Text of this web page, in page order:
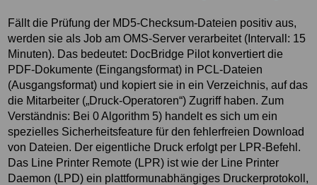
Fällt die Prüfung der MD5-Checksum-Dateien positiv aus,
werden sie als Job am OMS-Server verarbeitet (Intervall: 15
Minuten). Das bedeutet: DocBridge Pilot konvertiert die
PDF-Dokumente (Eingangsformat) in PCL-Dateien
(Ausgangsformat) und kopiert sie in ein Verzeichnis, auf das
die Mitarbeiter („Druck-Operatoren“) Zugriff haben. Zum
Verständnis: Bei 0 Algorithm 5) handelt es sich um ein
spezielles Sicherheitsfeature für den fehlerfreien Download
von Dateien. Der eigentliche Druck erfolgt per LPR-Befehl.
Das Line Printer Remote (LPR) ist wie der Line Printer
Daemon (LPD) ein plattformunabhängiges Druckerprotokoll,